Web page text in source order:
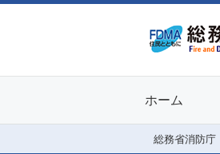
ホーム
総務省消防庁